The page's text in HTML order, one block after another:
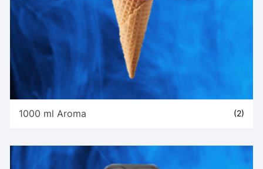
1000 ml Aroma (2)